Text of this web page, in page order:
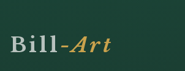
Bill-Art